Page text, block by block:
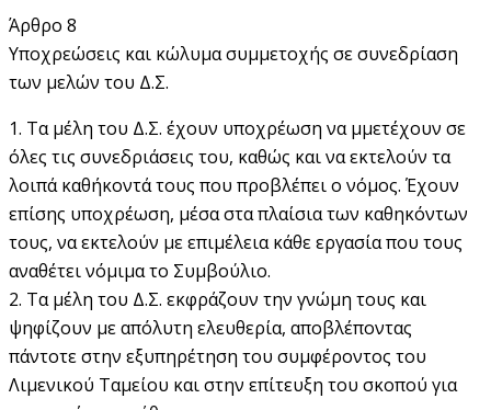
Άρθρο 8
Υποχρεώσεις και κώλυμα συμμετοχής σε συνεδρίαση
των µελών του Δ.Σ.
1. Τα µέλη του Δ.Σ. έχουν υποχρέωση να µμετέχουν σε
όλες τις συνεδριάσεις του, καθώς και να εκτελούν τα
λοιπά καθήκοντά τους που προβλέπει ο νόμος. Έχουν
επίσης υποχρέωση, µέσα στα πλαίσια των καθηκόντων
τους, να εκτελούν µε επιµέλεια κάθε εργασία που τους
αναθέτει νόµιµα το Συµβούλιο.
2. Τα µέλη του Δ.Σ. εκφράζουν την γνώµη τους και
ψηφίζουν µε απόλυτη ελευθερία, αποβλέποντας
πάντοτε στην εξυπηρέτηση του συµφέροντος του
Λιµενικού Ταµείου και στην επίτευξη του σκοπού για